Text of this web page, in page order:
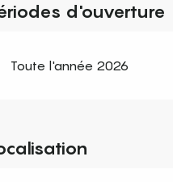
d'ouverture
Toute l'année 2026